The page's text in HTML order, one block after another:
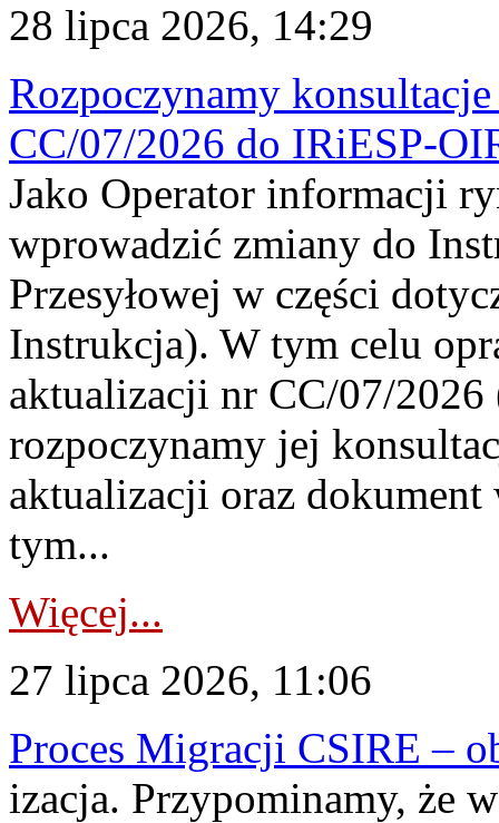
28 lipca 2026, 14:29
Rozpoczynamy
CC/07/2026 do IRiESP-
Jako Operator informacji
wprowadzić zmiany do
Przesyłowej w części
Instrukcja). W tym celu
aktualizacji nr CC/07/
rozpoczynamy jej
aktualizacji oraz
tym...
Więcej...
27 lipca 2026, 11:06
Proces Migracji CSIRE –
izacja. Przypominamy, że